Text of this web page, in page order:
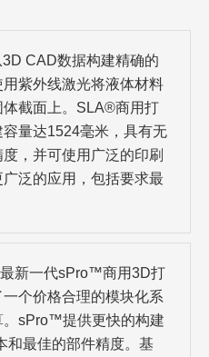
CAD数据构建精确的
紫外线激光将液体材料
截面上。SLA®商用打
量达1524毫米，具有无
，并可使用广泛的印刷
泛的应用，包括要求最
新一代sPro™商用3D打
个价格合理的模块化系
。sPro™提供更快的构建
和最佳的部件精度。基